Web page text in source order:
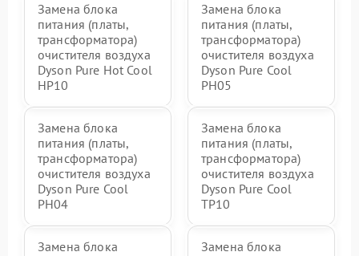
Замена блока
питания (платы,
трансформатора)
очистителя воздуха
Dyson Pure Hot Cool
HP10
Замена блока
питания (платы,
трансформатора)
очистителя воздуха
Dyson Pure Cool
PH05
Замена блока
питания (платы,
трансформатора)
очистителя воздуха
Dyson Pure Cool
PH04
Замена блока
питания (платы,
трансформатора)
очистителя воздуха
Dyson Pure Cool
TP10
Замена блока
Замена блока